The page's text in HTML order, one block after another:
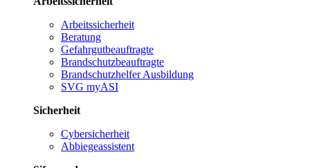
Arbeitssicherheit
Beratung
Gefahrgutbeauftragte
Brandschutzbeauftragte
Brandschutzhelfer Ausbildung
SVG myASI
Sicherheit
Cybersicherheit
Abbiegeassistent